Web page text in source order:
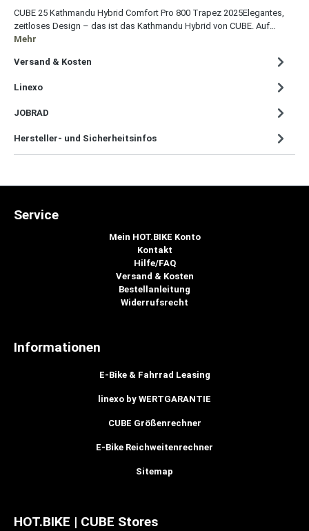
CUBE 25 Kathmandu Hybrid Comfort Pro 800 Trapez 2025Elegantes,
zeitloses Design – das ist das Kathmandu Hybrid von CUBE. Auf…
Mehr
Versand & Kosten
Linexo
JOBRAD
Hersteller- und Sicherheitsinfos
Service
Mein HOT.BIKE Konto
Kontakt
Hilfe/FAQ
Versand & Kosten
Bestellanleitung
Widerrufsrecht
Informationen
E-Bike & Fahrrad Leasing
linexo by WERTGARANTIE
CUBE Größenrechner
E-Bike Reichweitenrechner
Sitemap
HOT.BIKE | CUBE Stores